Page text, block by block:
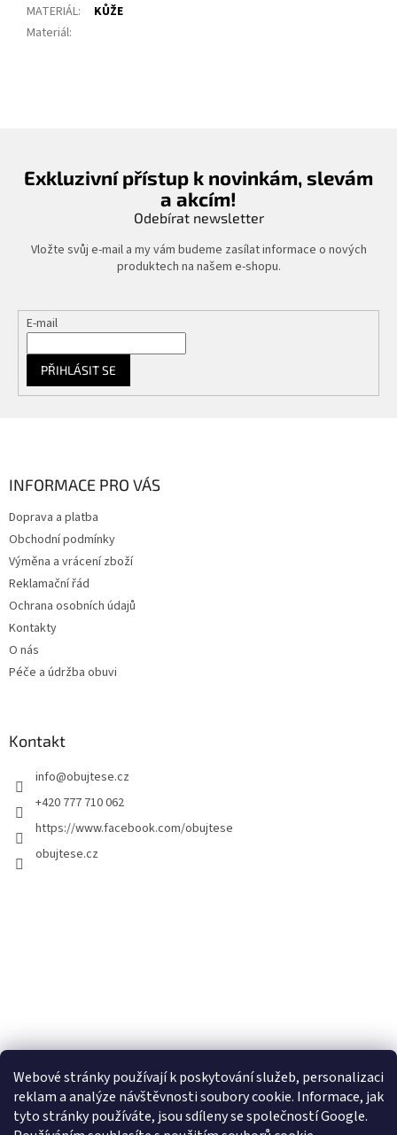
Webové stránky používají k poskytování služeb, personalizaci
reklam a analýze návštěvnosti soubory cookie. Informace, jak
tyto stránky používáte, jsou sdíleny se společností Google.
MATERIÁL:
KŮŽE
Materiál:
Exkluzivní přístup k novinkám, slevám
a akcím!
Odebírat newsletter
Vložte svůj e-mail a my vám budeme zasílat informace o nových
produktech na našem e-shopu.
E-mail
PŘIHLÁSIT SE
INFORMACE PRO VÁS
Doprava a platba
Obchodní podmínky
Výměna a vrácení zboží
Reklamační řád
Ochrana osobních údajů
Kontakty
O nás
Péče a údržba obuvi
Kontakt
info@obujtese.cz
+420 777 710 062
https://www.facebook.com/obujtese
obujtese.cz